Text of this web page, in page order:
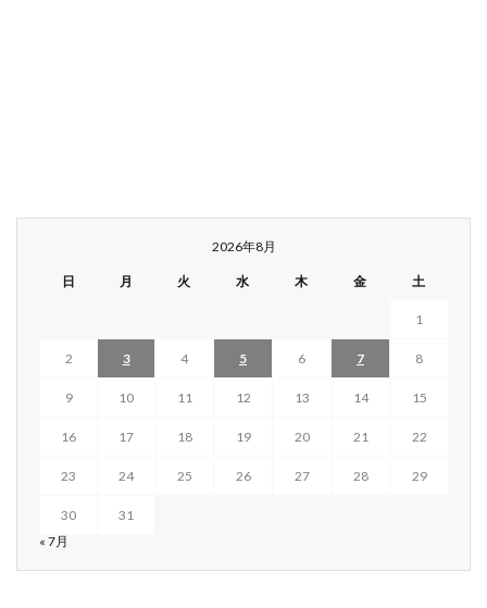
2026年8月
日 月 火 水 木 金 土
1
2 3 4 5 6 7 8
9 10 11 12 13 14 15
16 17 18 19 20 21 22
23 24 25 26 27 28 29
30
31
« 7月